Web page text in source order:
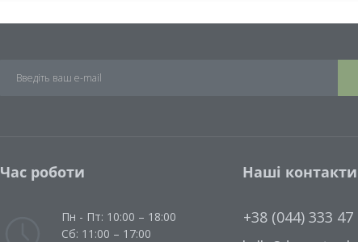
Час роботи
Пн - Пт: 10:00 – 18:00
Сб: 11:00 – 17:00
Наші контакти
+38 (044) 333 47